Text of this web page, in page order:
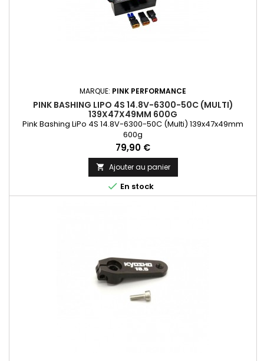
MARQUE: PINK PERFORMANCE
PINK BASHING LIPO 4S 14.8V-6300-50C (MULTI)
139X47X49MM 600G
Pink Bashing LiPo 4S 14.8V-6300-50C (Multi) 139x47x49mm
600g
Prix
79,90 €
 Ajouter au panier
 En stock